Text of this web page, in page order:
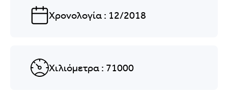
Χρονολογία : 12/2018
Χιλιόμετρα : 71000